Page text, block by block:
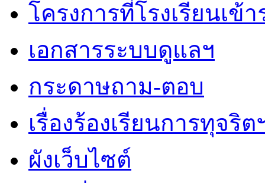
โครงการที่โรงเรียนเข้
เอกสารระบบดูแลฯ
กระดาษถาม-ตอบ
เรื่องร้องเรียนการทุจริต
ผังเว็บไซต์